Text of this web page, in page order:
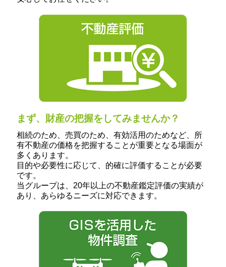
まず、財産の把握をしてみませんか？
相続のため、売買のため、有効活用のためなど、所
有不動産の価格を把握することが重要となる場面が
多くあります。
目的や必要性に応じて、的確に評価することが必要
です。
当グループは、20年以上の不動産鑑定評価の実績が
あり、あらゆるニーズに対応できます。